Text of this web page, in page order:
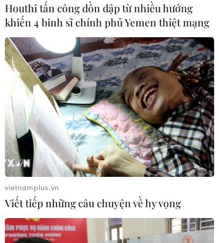
Houthi tấn công dồn dập từ nhiều hướng
khiến 4 binh sĩ chính phủ Yemen thiệt mạng
vietnamplus.vn
Viết tiếp những câu chuyện về hy vọng